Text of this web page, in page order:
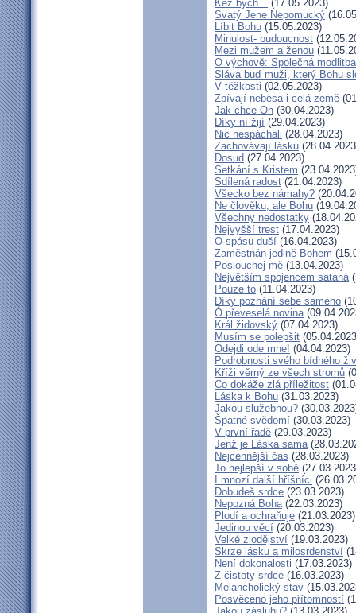
Kéž bych... (17.05.2023)
Svatý Jene Nepomucký
Líbit Bohu (15.05.2023)
Minulost- budoucnost
Mezi mužem a ženou
O výchově: Společná
Sláva buď muži, který Bohu
V těžkosti (02.05.2023)
Zpívají nebesa i celá země
Jak chce On (30.04.2023)
Díky ní žijí (29.04.2023)
Nic nespáchali (28.04.2023)
Zachovávají lásku
Dosud (27.04.2023)
Setkání s Kristem
Sdílená radost (21.04.2023)
Všecko bez námahy?
Ne člověku, ale Bohu
Všechny nedostatky
Nejvyšší trest (17.04.2023)
O spásu duší (16.04.2023)
Zaměstnán jedině Bohem
Poslouchej mě (13.04.2023)
Největším spojencem satana
Pouze to (11.04.2023)
Díky poznání sebe samého
Ó převeselá novina
Král židovský (07.04.2023)
Musím se polepšit
Odejdi ode mne! (04.04.2023)
Podrobnosti svého bídného
Kříži věrný ze všech stromů
Co dokáže zlá příležitost
Láska k Bohu (31.03.2023)
Jakou služebnou?
Špatné svědomí (30.03.2023)
V první řadě (29.03.2023)
Jenž je Láska sama
Nejcennější čas (28.03.2023)
To nejlepší v sobě
I mnozí další hříšníci
Dobudeš srdce (23.03.2023)
Nepozná Boha(22.03.2023)
Plodí a ochraňuje (21.03.2023)
Jedinou věcí (20.03.2023)
Velké zlodějství (19.03.2023)
Skrze lásku a milosrdenství
Není dokonalosti (17.03.2023)
Z čistoty srdce (16.03.2023)
Melancholický stav
Posvěceno jeho přítomností